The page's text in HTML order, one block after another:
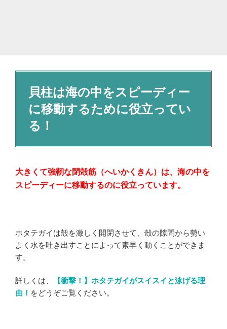
貝柱は海の中をスピーディー
に移動するために役立ってい
る！
大きくて強靭な閉殻筋（へいかくきん）は、海の中を
スピーディーに移動するのに役立っています。
ホタテガイは殻を激しく開閉させて、殻の隙間から勢い
よく水を吐き出すことによって素早く動くことができま
す。
詳しくは、
【衝撃！】ホタテガイがスイスイと泳げる理
由！ をどうぞご覧ください。